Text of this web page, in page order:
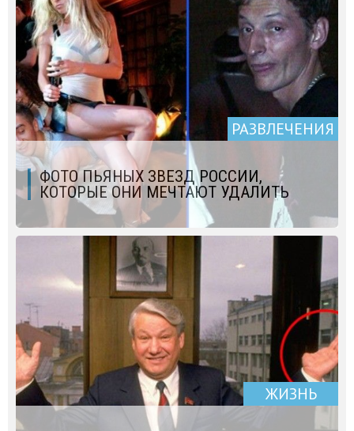
РАЗВЛЕЧЕНИЯ
ФОТО ПЬЯНЫХ ЗВЕЗД РОССИИ,
КОТОРЫЕ ОНИ МЕЧТАЮТ УДАЛИТЬ
ЖИЗНЬ